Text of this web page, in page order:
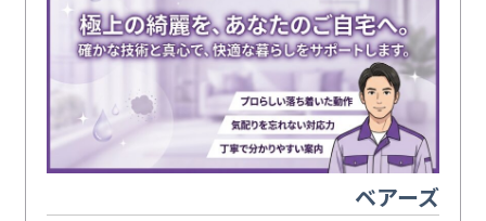
ベアーズ